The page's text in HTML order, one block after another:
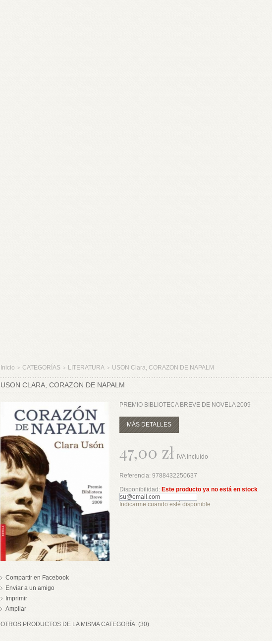
Inicio > CATEGORÍAS > LITERATURA > USON Clara, CORAZON DE NAPALM
USON CLARA, CORAZON DE NAPALM
Compartir en Facebook
Enviar a un amigo
Imprimir
Ampliar
PREMIO BIBLIOTECA BREVE DE NOVELA 2009
MÁS DETALLES
47,00 zł IVA incluído
Referencia: 9788432250637
Disponibilidad: Este producto ya no está en stock
Indicarme cuando esté disponible
OTROS PRODUCTOS DE LA MISMA CATEGORÍA: (30)